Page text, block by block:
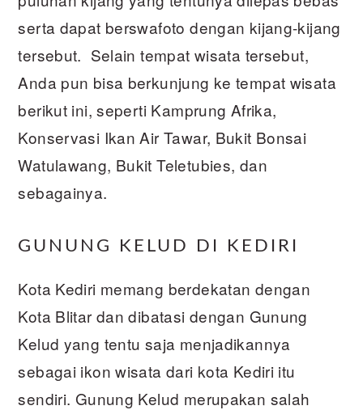
serta dapat berswafoto dengan kijang-kijang
tersebut. Selain tempat wisata tersebut,
Anda pun bisa berkunjung ke tempat wisata
berikut ini, seperti Kamprung Afrika,
Konservasi Ikan Air Tawar, Bukit Bonsai
Watulawang, Bukit Teletubies, dan
sebagainya.
GUNUNG KELUD DI KEDIRI
Kota Kediri memang berdekatan dengan
Kota Blitar dan dibatasi dengan Gunung
Kelud yang tentu saja menjadikannya
sebagai ikon wisata dari kota Kediri itu
sendiri. Gunung Kelud merupakan salah